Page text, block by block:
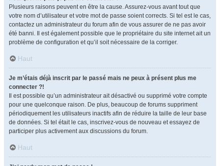
Plusieurs raisons peuvent en être la cause. Assurez-vous avant tout que
votre nom d’utilisateur et votre mot de passe soient corrects. Si tel est le cas,
contactez un administrateur du forum afin de vous assurer de ne pas avoir
été banni. Il est également possible que le propriétaire du site internet ait un
problème de configuration et qu’il soit nécessaire de la corriger.
Haut
Je m’étais déjà inscrit par le passé mais ne peux à présent plus me
connecter ?!
Il est possible qu’un administrateur ait désactivé ou supprimé votre compte
pour une quelconque raison. De plus, beaucoup de forums suppriment
périodiquement les utilisateurs inactifs afin de réduire la taille de leur base
de données. Si tel était le cas, inscrivez-vous de nouveau et essayez de
participer plus activement aux discussions du forum.
Haut